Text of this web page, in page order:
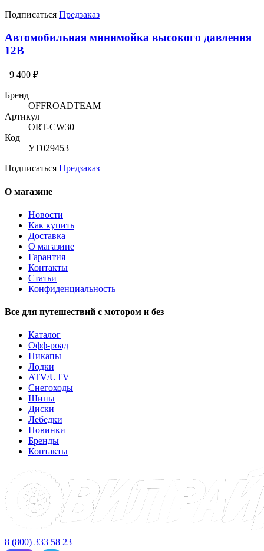
Подписаться Предзаказ
Автомобильная минимойка высокого давления
12В
9 400 ₽
Бренд
OFFROADTEAM
Артикул
ORT-CW30
Код
УТ029453
Подписаться Предзаказ
О магазине
Новости
Как купить
Доставка
О магазине
Гарантия
Контакты
Статьи
Конфиденциальность
Все для путешествий с мотором и без
Каталог
Офф-роад
Пикапы
Лодки
ATV/UTV
Снегоходы
Шины
Диски
Лебедки
Новинки
Бренды
Контакты
8 (800) 333 58 23